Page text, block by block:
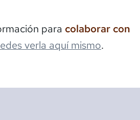
para colaborar con
verla aquí mismo.